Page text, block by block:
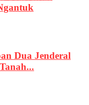
Dua Jenderal